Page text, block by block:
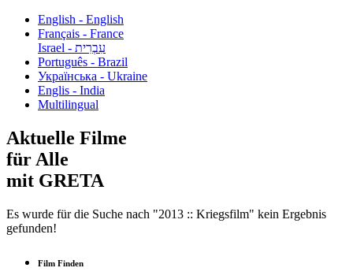
English - English
Français - France
עִבְרִית - Israel
Português - Brazil
Українська - Ukraine
Englis - India
Multilingual
Aktuelle Filme
für Alle
mit GRETA
Es wurde für die Suche nach "2013 :: Kriegsfilm" kein Ergebnis
gefunden!
Film Finden